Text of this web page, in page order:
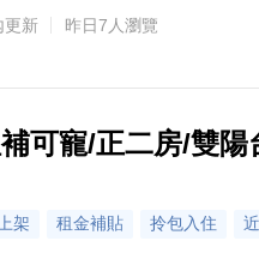
更新 昨日7人瀏覽
可寵/正二房/雙
架 租金補貼 拎包入住
0972-528-586轉
0972-528-586 轉
0972-528-586 轉
0972-528-586 轉
0972-528-586 轉
0972-528-586轉
0972-528-586 轉
0972-528-586 轉
0972-528-586 轉